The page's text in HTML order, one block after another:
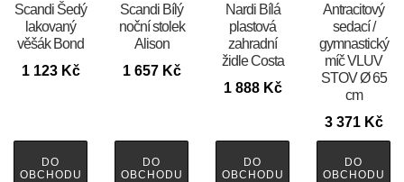
Scandi Šedý
lakovaný
věšák Bond
1 123 Kč
DO
OBCHODU
Scandi Bílý
noční stolek
Alison
1 657 Kč
DO
OBCHODU
Nardi Bílá
plastová
zahradní
židle Costa
1 888 Kč
DO
OBCHODU
Antracitový
sedací /
gymnastický
míč VLUV
STOV Ø 65
cm
3 371 Kč
DO
OBCHODU